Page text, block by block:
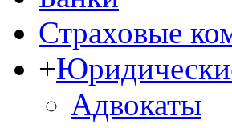
Страховые
+
Адвокаты